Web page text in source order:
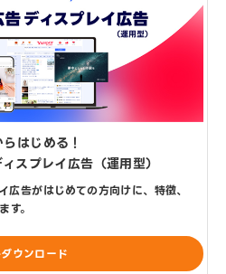
はじめる！
スプレイ広告（運用型）
告がはじめての方向けに、特徴、
す。
ウンロード